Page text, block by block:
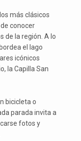
más clásicos
conocer
de la región. A lo
el lago
icónicos
la Capilla San
bicicleta o
parada invita a
fotos y